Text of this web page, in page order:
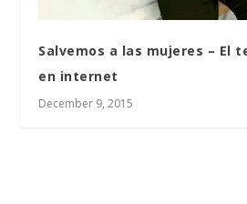
Salvemos a las mujeres – El
en internet
December 9, 2015